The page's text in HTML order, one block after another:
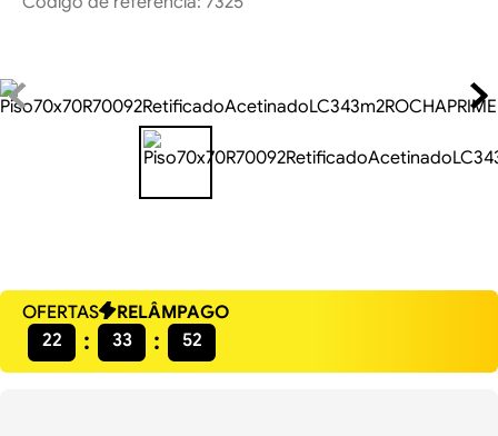
OFERTAS
RELÂMPAGO
22
33 51